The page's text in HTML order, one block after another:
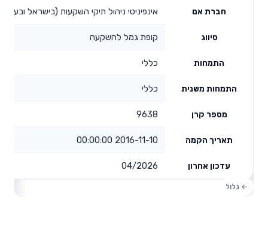
חברת אם אינפיניטי ניהול תיקי השקעות (בישראל
סיווג קופת גמל להשקעה
התמחות כללי
התמחות משנית כללי
מספר קרן 9638
תאריך הקמה 2016-11-10 00:00:00
עדכון אחרון 04/2026